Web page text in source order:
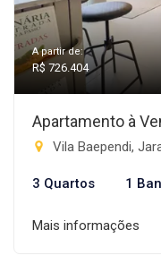
A partir de:
R$ 726.404
Apartamento à
Vila Baependi,
3 Quartos 1
Mais informações